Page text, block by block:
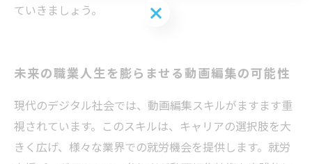
ていきましょう。
未来の職業人生を膨らませる動画編集の可能性
現代のデジタル社会では、動画編集スキルがますます重
視されています。このスキルは、キャリアの選択肢を大
きく広げ、様々な業界での就労機会を提供します。就労
お問い合わせはこちら